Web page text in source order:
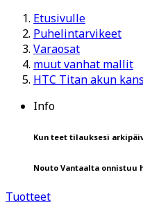
Etusivulle
Puhelintarvikeet
Varaosat
muut vanhat mallit
HTC Titan akun
Info
Kun teet tilauksesi
Nouto Vantaalta
Tuotteet